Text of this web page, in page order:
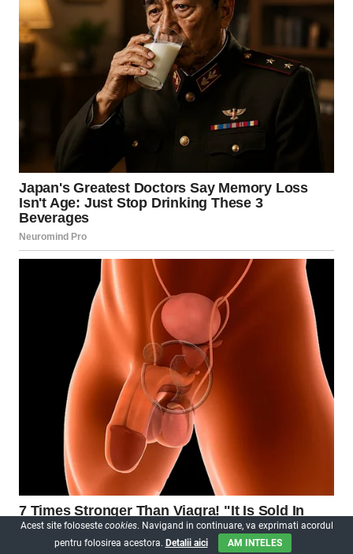
Acest site foloseste cookies. Navigand in continuare, va exprimati acordul
pentru folosirea acestora. Detalii aici AM INTELES